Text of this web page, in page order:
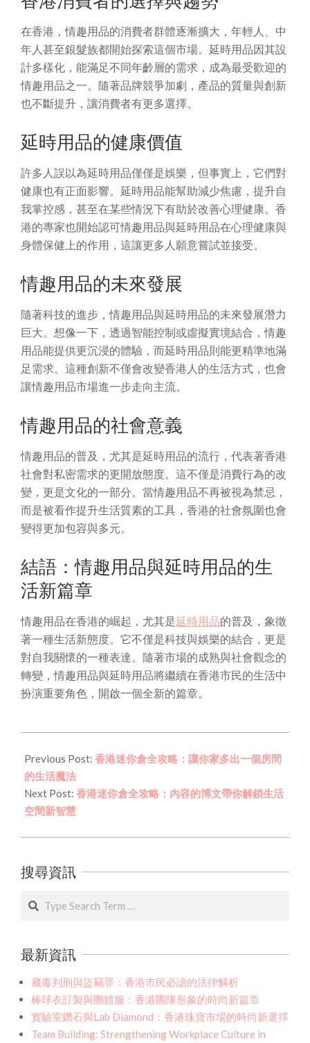
在香港，情趣用品的消費者群體逐漸擴大，年輕人、中
年人甚至銀髮族都開始探索這個市場。延時用品因其設
計多樣化，能滿足不同年齡層的需求，成為最受歡迎的
情趣用品之一。隨著品牌競爭加劇，產品的質量與創新
也不斷提升，讓消費者有更多選擇。
延時用品的健康價值
許多人誤以為延時用品僅僅是娛樂，但事實上，它們對
健康也有正面影響。延時用品能幫助減少焦慮，提升自
我掌控感，甚至在某些情況下有助於改善心理健康。香
港的專家也開始認可情趣用品與延時用品在心理健康與
身體保健上的作用，這讓更多人願意嘗試並接受。
情趣用品的未來發展
隨著科技的進步，情趣用品與延時用品的未來發展潛力
巨大。想像一下，透過智能控制或虛擬實境結合，情趣
用品能提供更沉浸的體驗，而延時用品則能更精準地滿
足需求。這種創新不僅會改變香港人的生活方式，也會
讓情趣用品市場進一步走向主流。
情趣用品的社會意義
情趣用品的普及，尤其是延時用品的流行，代表著香港
社會對私密需求的更開放態度。這不僅是消費行為的改
變，更是文化的一部分。當情趣用品不再被視為禁忌，
而是被看作提升生活質素的工具，香港的社會氛圍也會
變得更加包容與多元。
結語：情趣用品與延時用品的生
活新篇章
情趣用品在香港的崛起，尤其是延時用品的普及，象徵
著一種生活新態度。它不僅是科技與娛樂的結合，更是
對自我關懷的一種表達。隨著市場的成熟與社會觀念的
轉變，情趣用品與延時用品將繼續在香港市民的生活中
扮演重要角色，開啟一個全新的篇章。
02-
12
Previous Post: 香港迷你倉全攻略：讓你家多出一個房間
的生活魔法
Next Post: 香港迷你倉全攻略：內容的博文帶你解鎖生活
空間新智慧
搜尋資訊
Search
最新資訊
藏毒判刑與盜竊罪：香港市民必讀的法律解析
棒球衣訂製與團體服：香港團隊形象的時尚新篇章
實驗室鑽石與Lab Diamond：香港珠寶市場的時尚新選擇
Team Building: Strengthening Workplace Culture in